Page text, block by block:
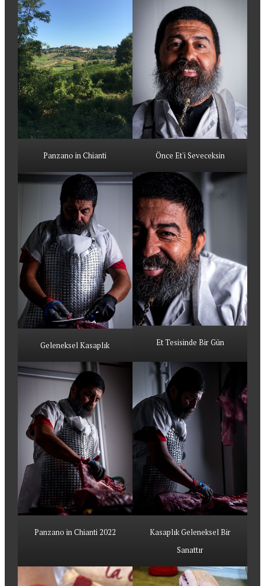
Panzano in Chianti Önce Et'i Seveceksin
Geleneksel Kasaplık Et Tesisinde Bir Gün
Panzano in Chianti 2022
Kasaplık Geleneksel Bir
Sanattır